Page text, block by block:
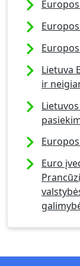
Lietuva
ir
Euro